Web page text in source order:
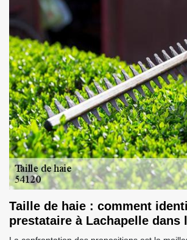
Taille de haie : comment
prestataire à Lachapelle dans